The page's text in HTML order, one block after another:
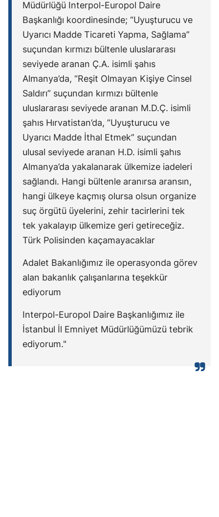
Samsun
Siirt
Sivas
Tekirdağ
Trabzon
Tunceli
Şanlıurfa
Uşak
Van
Yozgat
Zonguldak
Aksaray
Karaman
Müdürlüğü Interpol-Europol Daire
Başkanlığı koordinesinde; “Uyuşturucu ve
Uyarıcı Madde Ticareti Yapma, Sağlama”
suçundan kırmızı bültenle uluslararası
seviyede aranan Ç.A. isimli şahıs
Almanya’da, “Reşit Olmayan Kişiye Cinsel
Saldırı” suçundan kırmızı bültenle
uluslararası seviyede aranan M.D.Ç. isimli
şahıs Hırvatistan’da, ”Uyuşturucu ve
Uyarıcı Madde İthal Etmek” suçundan
ulusal seviyede aranan H.D. isimli şahıs
Almanya’da yakalanarak ülkemize iadeleri
sağlandı. Hangi bültenle aranırsa aransın,
hangi ülkeye kaçmış olursa olsun organize
suç örgütü üyelerini, zehir tacirlerini tek
tek yakalayıp ülkemize geri getireceğiz.
Türk Polisinden kaçamayacaklar
Adalet Bakanlığımız ile operasyonda görev
alan bakanlık çalışanlarına teşekkür
ediyorum
Interpol-Europol Daire Başkanlığımız ile
İstanbul İl Emniyet Müdürlüğümüzü tebrik
ediyorum."